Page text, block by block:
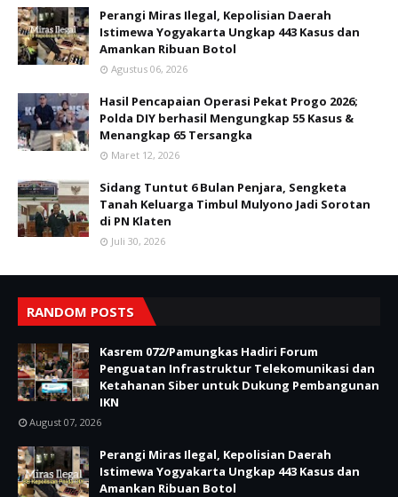
Perangi Miras Ilegal, Kepolisian Daerah
Istimewa Yogyakarta Ungkap 443 Kasus dan
Amankan Ribuan Botol
Agustus 06, 2026
Hasil Pencapaian Operasi Pekat Progo 2026;
Polda DIY berhasil Mengungkap 55 Kasus &
Menangkap 65 Tersangka
Maret 12, 2026
Sidang Tuntut 6 Bulan Penjara, Sengketa
Tanah Keluarga Timbul Mulyono Jadi Sorotan
di PN Klaten
Juli 30, 2026
RANDOM POSTS
Kasrem 072/Pamungkas Hadiri Forum
Penguatan Infrastruktur Telekomunikasi dan
Ketahanan Siber untuk Dukung Pembangunan
IKN
August 07, 2026
Perangi Miras Ilegal, Kepolisian Daerah
Istimewa Yogyakarta Ungkap 443 Kasus dan
Amankan Ribuan Botol